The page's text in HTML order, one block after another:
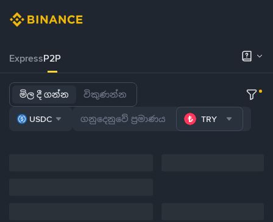
ExpressP2P
මිල දී ගන්න විකුණන්න
USDC TRY